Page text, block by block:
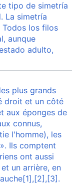
tipo de simetría
La simetría
los filos
aunque
adulto,
plus grands
droit et un côté
aux éponges de
connus,
l'homme), les
Ils comptent
ont aussi
un arrière, en